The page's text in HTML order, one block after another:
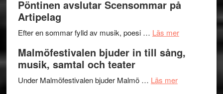
Delvis
genrens
terräng
Pöntinen avslutar Scensommar på
Artipelag
Efter en sommar fylld av musik, poesi … Läs merom
Endre,
Malmöfestivalen bjuder in till sång,
musik, samtal och teater
Under Malmöfestivalen bjuder Malmö … Läs merom